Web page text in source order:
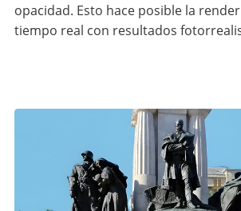
opacidad. Esto hace posible la
tiempo real con resultados